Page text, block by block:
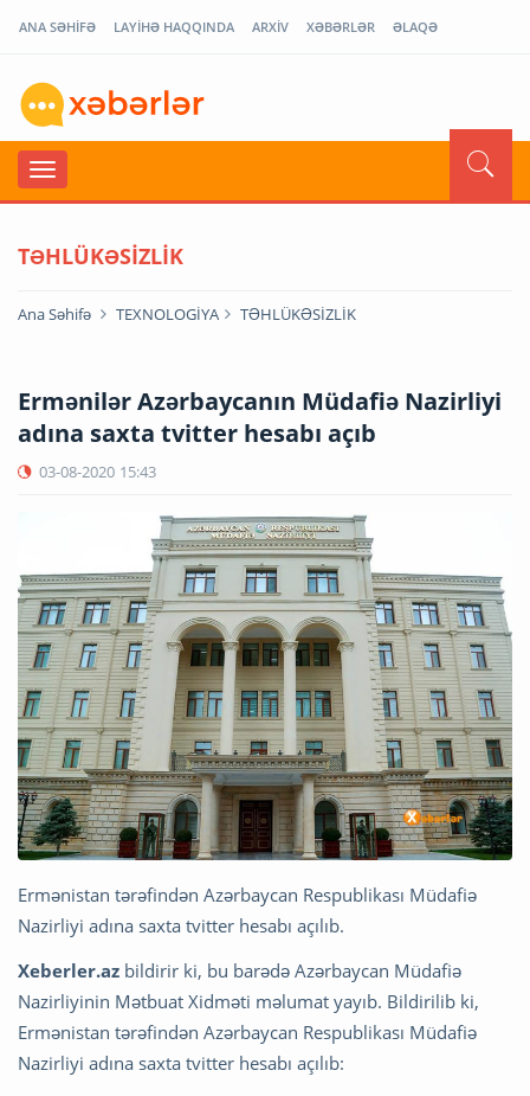
ANA SƏHİFƏ LAYİHƏ HAQQINDA ARXİV XƏBƏRLƏR ƏLAQƏ
TƏHLÜKƏSİZLİK
Ana Səhifə TEXNOLOGİYA TƏHLÜKƏSİZLİK
Ermənilər Azərbaycanın Müdafiə Nazirliyi
adına saxta tvitter hesabı açıb
03-08-2020 15:43
Ermənistan tərəfindən Azərbaycan Respublikası Müdafiə
Nazirliyi adına saxta tvitter hesabı açılıb.
Xeberler.az bildirir ki, bu barədə Azərbaycan Müdafiə
Nazirliyinin Mətbuat Xidməti məlumat yayıb. Bildirilib ki,
Ermənistan tərəfindən Azərbaycan Respublikası Müdafiə
Nazirliyi adına saxta tvitter hesabı açılıb: